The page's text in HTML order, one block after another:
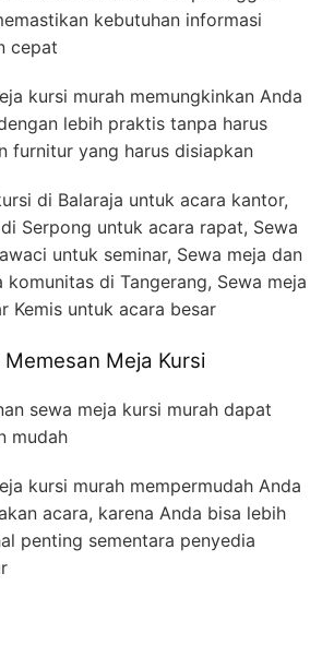
kebutuhan informasi
cepat
kursi murah memungkinkan Anda
lebih praktis tanpa harus
furnitur yang harus disiapkan
di Balaraja untuk acara kantor,
Serpong untuk acara rapat, Sewa
untuk seminar, Sewa meja dan
komunitas di Tangerang, Sewa meja
Kemis untuk acara besar
Meja Kursi
sewa meja kursi murah dapat
mudah
kursi murah mempermudah Anda
acara, karena Anda bisa lebih
penting sementara penyedia